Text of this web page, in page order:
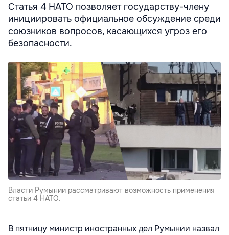
Статья 4 НАТО позволяет государству-члену
инициировать официальное обсуждение среди
союзников вопросов, касающихся угроз его
безопасности.
Власти Румынии рассматривают возможность применения
статьи 4 НАТО.
В пятницу министр иностранных дел Румынии назвал